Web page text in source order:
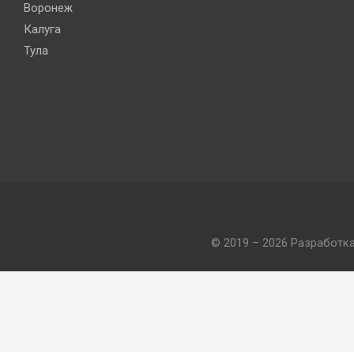
Воронеж
Калуга
Тула
© 2019 – 2026